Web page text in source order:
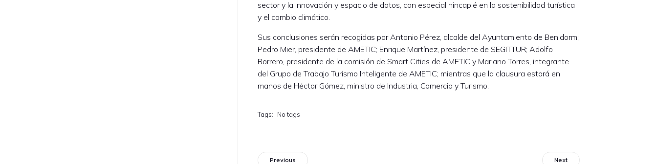
sector y la innovación y espacio de datos, con especial hincapié en la sostenibilidad turística
y el cambio climático.
Sus conclusiones serán recogidas por Antonio Pérez, alcalde del Ayuntamiento de Benidorm;
Pedro Mier, presidente de AMETIC; Enrique Martínez, presidente de SEGITTUR; Adolfo
Borrero, presidente de la comisión de Smart Cities de AMETIC y Mariano Torres, integrante
del Grupo de Trabajo Turismo Inteligente de AMETIC; mientras que la clausura estará en
manos de Héctor Gómez, ministro de Industria, Comercio y Turismo.
Tags: No tags
Previous Next